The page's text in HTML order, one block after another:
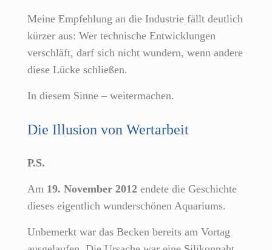
Meine Empfehlung an die Industrie fällt deutlich
kürzer aus: Wer technische Entwicklungen
verschläft, darf sich nicht wundern, wenn andere
diese Lücke schließen.
In diesem Sinne – weitermachen.
Die Illusion von Wertarbeit
P.S.
Am 19. November 2012 endete die Geschichte
dieses eigentlich wunderschönen Aquariums.
Unbemerkt war das Becken bereits am Vortag